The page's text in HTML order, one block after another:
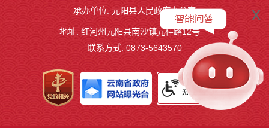
x
承办单位: 元阳县人民政府办公室
地址: 红河州元阳县南沙镇元桂路12号
联系方式: 0873-5643570